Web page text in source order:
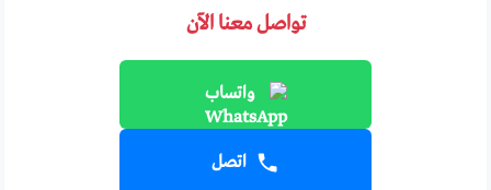
تواصل معنا الآن
واتساب
اتصل